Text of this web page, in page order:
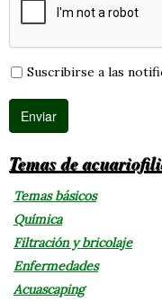
Suscribirse a las
Temas de
Temas básicos
Química
Filtración y bricolaje
Enfermedades
Acuascaping